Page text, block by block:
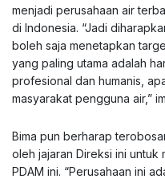
menjadi perusahaan air
di Indonesia. “Jadi
boleh saja menetapkan
yang paling utama adalah
profesional dan humanis,
masyarakat pengguna air,”
Bima pun berharap
oleh jajaran Direksi ini
PDAM ini. “Perusahaan ini